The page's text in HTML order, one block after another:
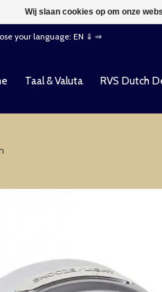
your language: EN ⇓ ⇒
Taal & Valuta RVS Dutch
Wij slaan cookies op om onze